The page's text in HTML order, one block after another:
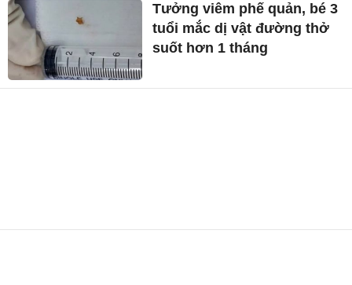
Tưởng viêm phế quản, bé 3
tuổi mắc dị vật đường thở
suốt hơn 1 tháng